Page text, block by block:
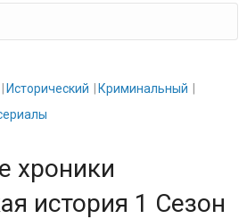
Исторический
Криминальный
хроники
история 1 Сезон